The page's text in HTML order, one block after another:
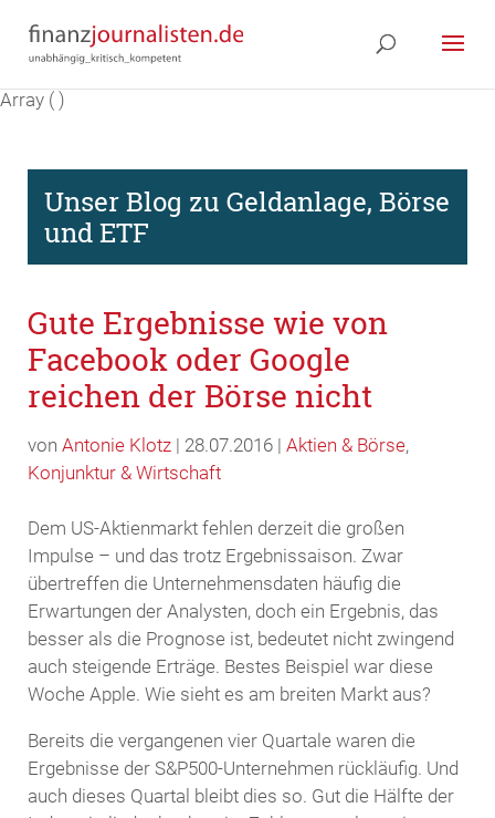
Array ( )
Unser Blog zu Geldanlage, Börse
und ETF
Gute Ergebnisse wie von
Facebook oder Google
reichen der Börse nicht
von Antonie Klotz| 28.07.2016 | Aktien & Börse,
Konjunktur & Wirtschaft
Dem US-Aktienmarkt fehlen derzeit die großen
Impulse – und das trotz Ergebnissaison. Zwar
übertreffen die Unternehmensdaten häufig die
Erwartungen der Analysten, doch ein Ergebnis, das
besser als die Prognose ist, bedeutet nicht zwingend
auch steigende Erträge. Bestes Beispiel war diese
Woche Apple. Wie sieht es am breiten Markt aus?
Bereits die vergangenen vier Quartale waren die
Ergebnisse der S&P500-Unternehmen rückläufig. Und
auch dieses Quartal bleibt dies so. Gut die Hälfte der